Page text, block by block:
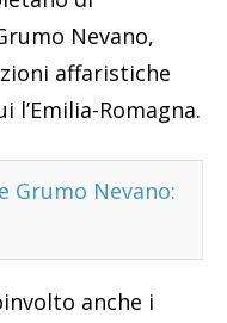
Nevano,
affaristiche
Romagna.
Grumo Nevano:
anche i